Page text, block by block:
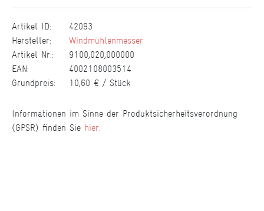
Artikel ID:
42093
Hersteller:
Windmühlenmesser
Artikel Nr.:
9100,020,000000
EAN:
4002108003514
Grundpreis:
10,60 € / Stück
Informationen im Sinne der Produktsicherheitsverordnung
(GPSR) finden Sie hier.